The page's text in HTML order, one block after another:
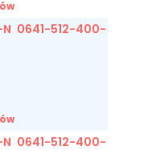
0641-512-400-
0641-512-400-